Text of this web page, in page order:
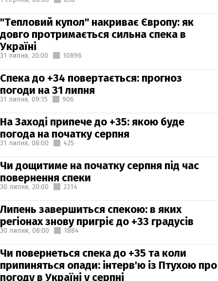
"Тепловий купол" накриває Європу: як
довго протримається сильна спека в
Україні
31 липня, 20:00 10896
Спека до +34 повертається: прогноз
погоди на 31 липня
31 липня, 09:15 906
На Заході припече до +35: якою буде
погода на початку серпня
31 липня, 08:00 425
Чи дощитиме на початку серпня під час
повернення спеки
30 липня, 20:00 2314
Липень завершиться спекою: в яких
регіонах знову пригріє до +33 градусів
30 липня, 08:00 1884
Чи повернеться спека до +35 та коли
припиняться опади: інтерв'ю із Птухою про
погоду в Україні у серпні